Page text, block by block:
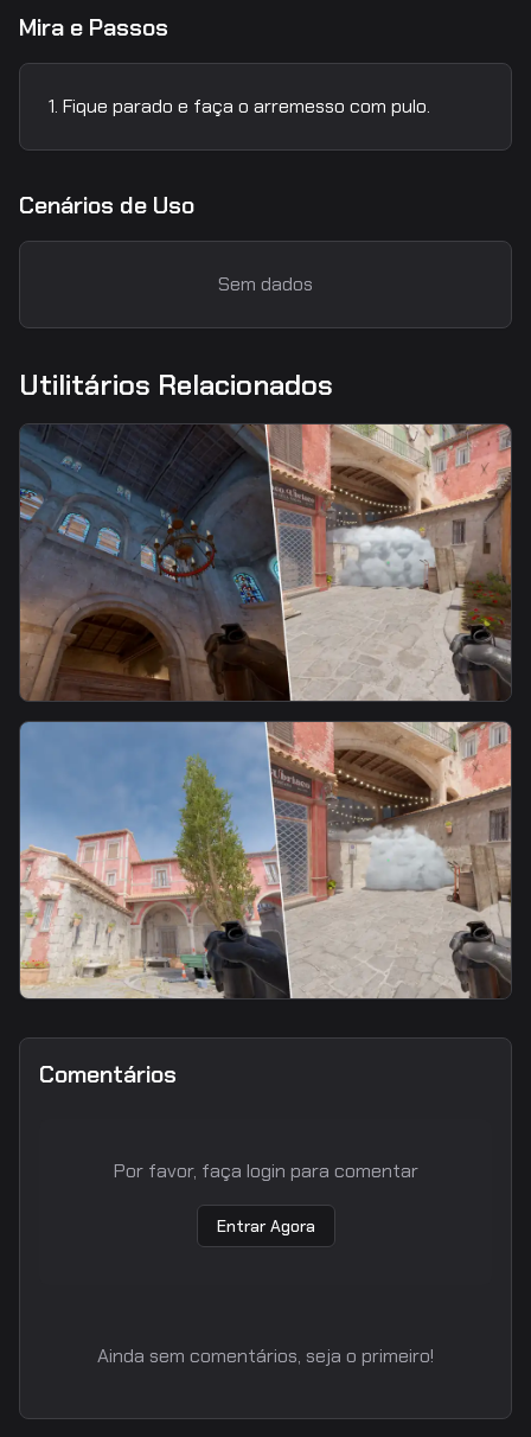
Mira e Passos
Fique parado e faça o arremesso com pulo.
Cenários de Uso
Sem dados
Utilitários Relacionados
Half Wall Smoke From Church
Half Wall Smoke From CT
Comentários
Por favor, faça login para comentar
Entrar Agora
Ainda sem comentários, seja o primeiro!